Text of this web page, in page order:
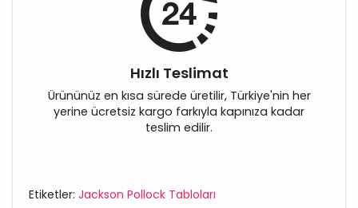
Hızlı Teslimat
Ürününüz en kısa sürede üretilir, Türkiye'nin her
yerine ücretsiz kargo farkıyla kapınıza kadar
teslim edilir.
Etiketler: Jackson Pollock Tabloları